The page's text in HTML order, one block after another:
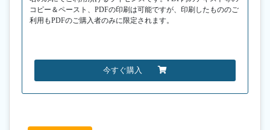
コピー＆ペースト、PDFの印刷は可能ですが、印刷したもののご
利用もPDFのご購入者のみに限定されます。
今すぐ購入